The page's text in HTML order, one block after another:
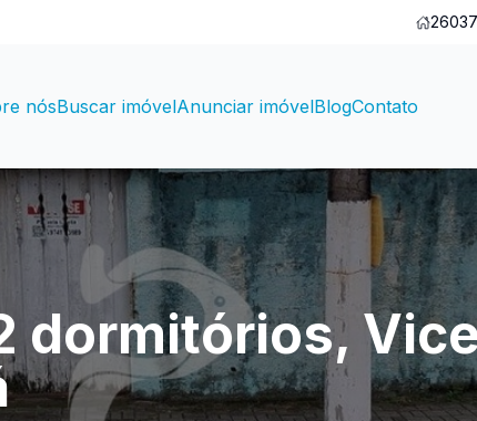
nósBuscar imóvelAnunciar imóvelBlogContato
dormitórios,